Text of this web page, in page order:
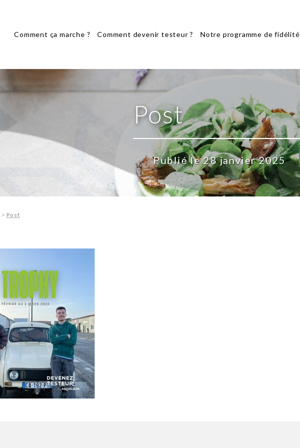
Comment ça marche ? Comment devenir testeur ? Notre programme de fidélité
Post
Publié le 28 janvier 2025
> Post